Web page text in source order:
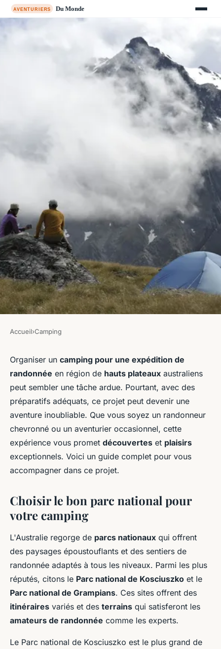
CAMPING
Comment organiser un
camping pour une expédition
de randonnée en région de
hauts plateaux australiens?
Inès• 12 juillet 2024 •5 min de lecture
Accueil›Camping
Organiser un camping pour une expédition de
randonnée en région de hauts plateaux australiens
peut sembler une tâche ardue. Pourtant, avec des
préparatifs adéquats, ce projet peut devenir une
aventure inoubliable. Que vous soyez un randonneur
chevronné ou un aventurier occasionnel, cette
expérience vous promet découvertes et plaisirs
exceptionnels. Voici un guide complet pour vous
accompagner dans ce projet.
Choisir le bon parc national pour
votre camping
L'Australie regorge de parcs nationaux qui offrent
des paysages époustouflants et des sentiers de
randonnée adaptés à tous les niveaux. Parmi les plus
réputés, citons le Parc national de Kosciuszko et le
Parc national de Grampians. Ces sites offrent des
itinéraires variés et des terrains qui satisferont les
amateurs de randonnée comme les experts.
Le Parc national de Kosciuszko est le plus grand de